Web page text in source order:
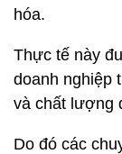
hóa.
Thực tế này
doanh nghiệp
và chất lượng
Do đó các